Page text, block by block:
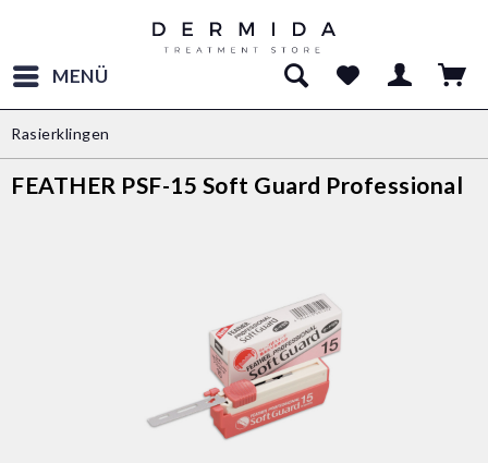
MENÜ
Rasierklingen
FEATHER PSF-15 Soft Guard Professional